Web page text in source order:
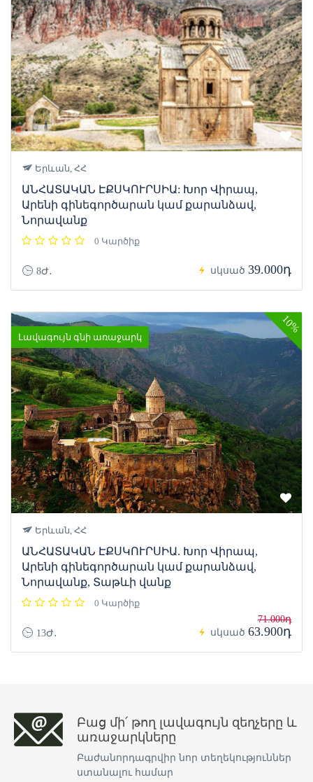
Երևան, ՀՀ
ԱՆՀԱՏԱԿԱՆ ԷՔՍԿՈՒՐՍԻԱ: Խոր Վիրապ,
Արենի գինեգործարան կամ քարանձավ,
Նորավանք
0 Կարծիք
8Ժ․ սկսած 39.000դ
Լավագույն գնի առաջարկ
10%
Երևան, ՀՀ
ԱՆՀԱՏԱԿԱՆ ԷՔՍԿՈՒՐՍԻԱ. Խոր Վիրապ,
Արենի գինեգործարան կամ քարանձավ,
Նորավանք, Տաթևի վանք
0 Կարծիք
13Ժ․ սկսած
71.000դ
63.900դ
Բաց մի՛ թող լավագույն զեղչերը և
առաջարկները
Բաժանորդագրվիր նոր տեղեկություններ
ստանալու համար